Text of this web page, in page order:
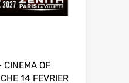
CINEMA OF
14 FEVRIER